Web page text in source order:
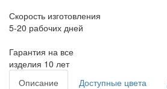
Скорость изготовления
5-20 рабочих дней
Гарантия на все
изделия 10 лет
Описание
Доступные цвета